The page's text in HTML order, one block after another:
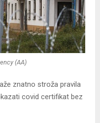
(AA)
znatno stroža pravila
covid certifikat bez